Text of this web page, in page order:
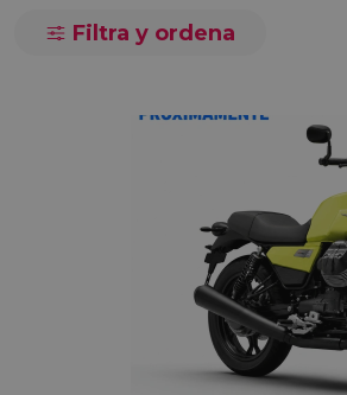
Filtra y ordena